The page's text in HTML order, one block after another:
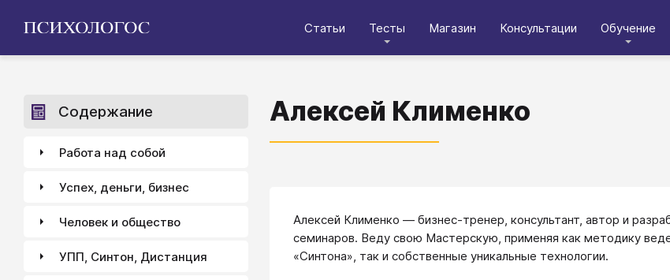
Статьи Тесты Магазин Консультации Обучение
Алексей Клименко
Алексей Клименко — бизнес-тренер, консультант, автор и
семинаров. Веду свою Мастерскую, применяя как методику
«Синтона», так и собственные уникальные технологии.
Содержание
Работа над собой
Успех, деньги, бизнес
Человек и общество
УПП, Синтон, Дистанция